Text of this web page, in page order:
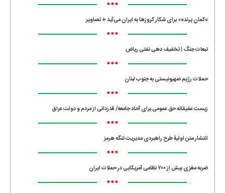
•••
«کمانِ پرنده» برای شکار کروزها به ایران می‌آید + تصاویر
•••
تبعات جنگ | تخفیف دهی نفتی ریاض
•••
حملات رژیم صهیونیستی به جنوب لبنان
•••
زیست عفیفانه حق عمومی برای آحاد جامعه/ قدردانی از مردم و دولت عراق
•••
انتشار متن اولیۀ طرح راهبردی مدیریت تنگه هرمز
•••
ضربه مغزی بیش از ۷۰۰ نظامی آمریکایی در حملات ایران
•••